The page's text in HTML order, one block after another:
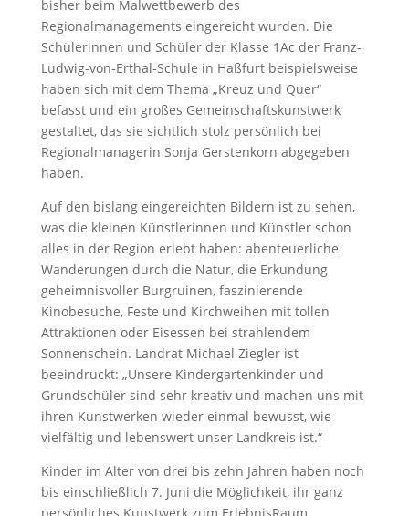
bisher beim Malwettbewerb des
Regionalmanagements eingereicht wurden. Die
Schülerinnen und Schüler der Klasse 1Ac der Franz-
Ludwig-von-Erthal-Schule in Haßfurt beispielsweise
haben sich mit dem Thema „Kreuz und Quer“
befasst und ein großes Gemeinschaftskunstwerk
gestaltet, das sie sichtlich stolz persönlich bei
Regionalmanagerin Sonja Gerstenkorn abgegeben
haben.
Auf den bislang eingereichten Bildern ist zu sehen,
was die kleinen Künstlerinnen und Künstler schon
alles in der Region erlebt haben: abenteuerliche
Wanderungen durch die Natur, die Erkundung
geheimnisvoller Burgruinen, faszinierende
Kinobesuche, Feste und Kirchweihen mit tollen
Attraktionen oder Eisessen bei strahlendem
Sonnenschein. Landrat Michael Ziegler ist
beeindruckt: „Unsere Kindergartenkinder und
Grundschüler sind sehr kreativ und machen uns mit
ihren Kunstwerken wieder einmal bewusst, wie
vielfältig und lebenswert unser Landkreis ist.“
Kinder im Alter von drei bis zehn Jahren haben noch
bis einschließlich 7. Juni die Möglichkeit, ihr ganz